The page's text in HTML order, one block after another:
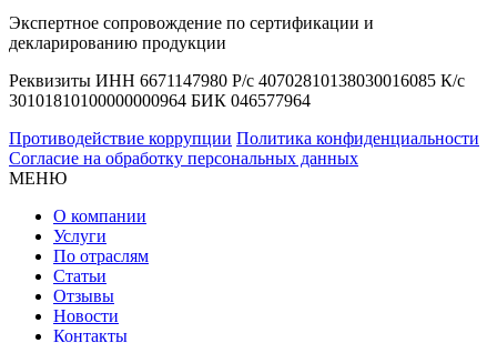
Экспертное сопровождение по сертификации и
декларированию продукции
Реквизиты ИНН 6671147980 Р/с 40702810138030016085 К/с
30101810100000000964 БИК 046577964
Противодействие коррупции Политика конфиденциальности
Согласие на обработку персональных данных
МЕНЮ
О компании
Услуги
По отраслям
Статьи
Отзывы
Новости
Контакты